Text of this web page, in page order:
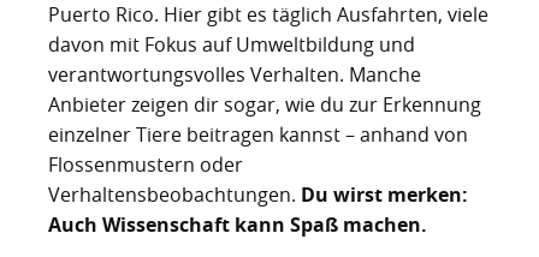
Puerto Rico. Hier gibt es täglich Ausfahrten, viele
davon mit Fokus auf Umweltbildung und
verantwortungsvolles Verhalten. Manche
Anbieter zeigen dir sogar, wie du zur Erkennung
einzelner Tiere beitragen kannst – anhand von
Flossenmustern oder
Verhaltensbeobachtungen. Du wirst merken:
Auch Wissenschaft kann Spaß machen.